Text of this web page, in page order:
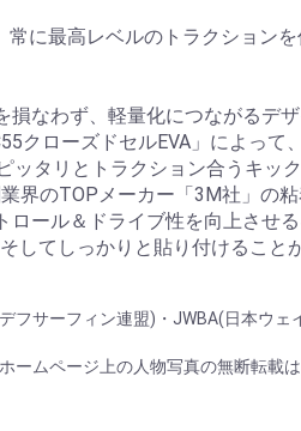
に最高レベルのトラクションを
損なわず、軽量化につながるデ
クローズドセルEVA」によっ
ッタリとトラクション合うキック
界のTOPメーカー「3M社」の
ロール＆ドライブ性を向上させ
してしっかりと貼り付けること
フサーフィン連盟)・JWBA(日本ウ
ホームページ上の人物写真の無断転載